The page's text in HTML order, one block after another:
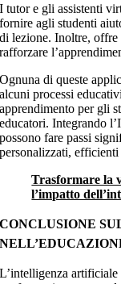
I tutor e gli assistenti
fornire agli studenti
di lezione. Inoltre, offre
rafforzare
Ognuna di queste
alcuni processi
apprendimento per gli
educatori. Integrando
possono fare passi
personalizzati,
Trasformare la
l’impatto
CONCLUSIONE
L’intelligenza